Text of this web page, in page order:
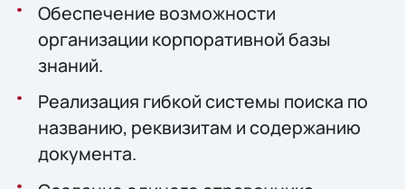
Обеспечение возможности
организации корпоративной базы
знаний.
Реализация гибкой системы поиска по
названию, реквизитам и содержанию
документа.